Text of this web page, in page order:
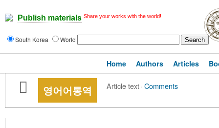
Publish materials Share your works with the world!
South Korea World
Home Authors Articles
영어어통역 Article text·Comments